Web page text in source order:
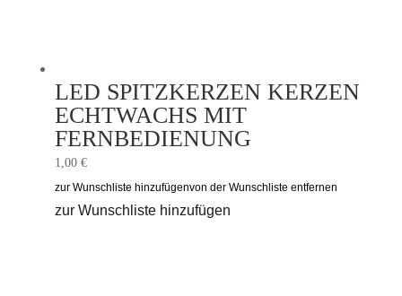
LED SPITZKERZEN KERZEN
ECHTWACHS MIT
FERNBEDIENUNG
1,00 €
zur Wunschliste hinzufügenvon der Wunschliste entfernen
zur Wunschliste hinzufügen